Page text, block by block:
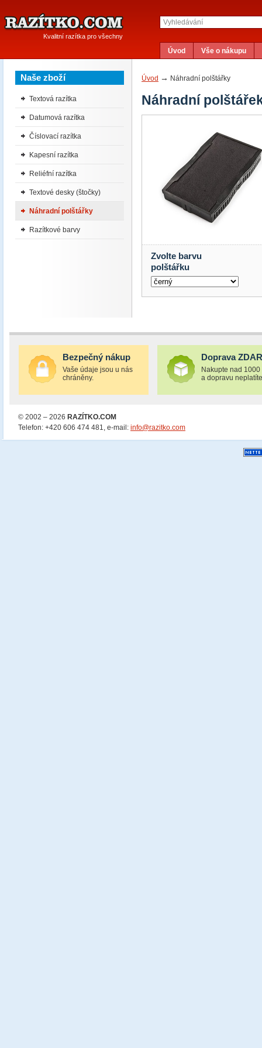
Kvalitní razítka pro všechny
Úvod Vše o nákupu
Úvod → Náhradní polštářky
Náhradní
Zvolte barvu
polštářku
Naše zboží
Textová razítka
Datumová razítka
Číslovací razítka
Kapesní razítka
Reliéfní razítka
Textové desky (štočky)
Náhradní polštářky
Razítkové barvy
Bezpečný nákup
Vaše údaje jsou u nás
chráněny.
Doprava
Nakupte nad 1000
a dopravu
© 2002 – 2026 RAZÍTKO.COM
Telefon: +420 606 474 481, e-mail: info@razitko.com